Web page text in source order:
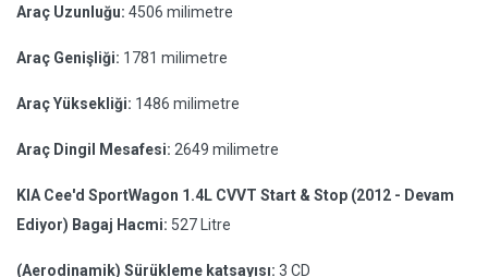
Araç Uzunluğu: 4506 milimetre
Araç Genişliği: 1781 milimetre
Araç Yüksekliği: 1486 milimetre
Araç Dingil Mesafesi: 2649 milimetre
KIA Cee'd SportWagon 1.4L CVVT Start & Stop (2012 - Devam
Ediyor) Bagaj Hacmi: 527 Litre
(Aerodinamik) Sürükleme katsayısı: 3 CD